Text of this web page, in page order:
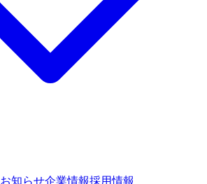
お知らせ企業情報採用情報